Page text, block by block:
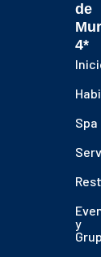
de
4*
Spa
y